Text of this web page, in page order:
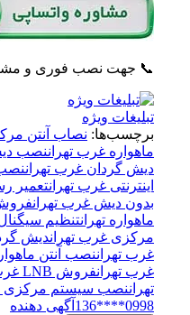
📞 جهت نصب فوری و
تبلیغات ویژه
برچسب‌ها:نصاب آنتن مرکزی
ماهواره غرب تهراننصب دیش
دیش گردان غرب تهراننصب
اینترنتی غرب تهرانتعمیر رسیور
بدون دیش غرب تهرانفروش
ماهواره تهرانتنظیم سیگنال
مرکزی غرب تهراندیش گردان
غرب تهراننصب آنتن ماهواره
غرب تهرانفروش LNB غرب تهران
نصب سیستم مرکزی
آگهی دهنده